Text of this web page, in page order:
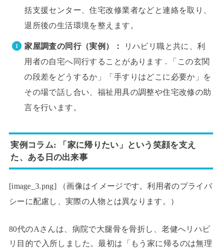
括支援センター、住宅改修業者などと連絡を取り、
退所後の生活環境を整えます。
家屋調査の同行（実例）：
リハビリ職と共に、利
用者の自宅へ同行することがあります . 「この玄関
の段差をどうするか」「手すりはどこに必要か」を
その場で話し合い、福祉用具の調整や住宅改修の助
言を行います。
実例コラム: 「家に帰りたい」という笑顔を支え
た、ある日の出来事
[image_3.png] （画像はイメージです。利用者のプライバ
シーに配慮し、実際の人物とは異なります。）
80代のAさんは、病院で大腿骨を骨折し、老健へリハビ
リ目的で入所しました。最初は「もう家に帰るのは無理